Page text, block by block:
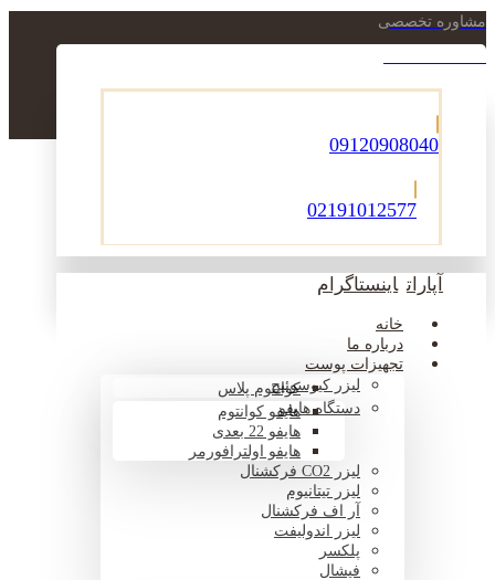
مشاوره تخصصی
09120908040
02191012577
آپارات اینستاگرام
خانه
درباره ما
تجهیزات پوست
لیزر کیوسوئیچکوانتوم پلاس
دستگاه هایفوهایفو کوانتوم
هایفو 22 بعدی
هایفو اولترافورمر
لیزر CO2 فرکشنال
لیزر تیتانیوم
آر اف فرکشنال
لیزر اندولیفت
پلکسر
فیشال